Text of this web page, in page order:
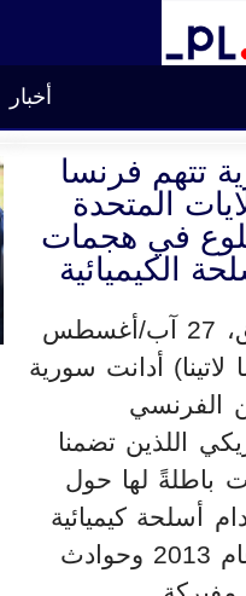
أخبار
تتهم فرنسا
المتحدة
في هجمات
الكيميائية
دمشق، 27 آب/أغسطس
لاتينا) أدانت سورية
الفرنسي
اللذين تضمنا
باطلةً لها حول
أسلحة كيميائية
في عام 2013 وحوادث